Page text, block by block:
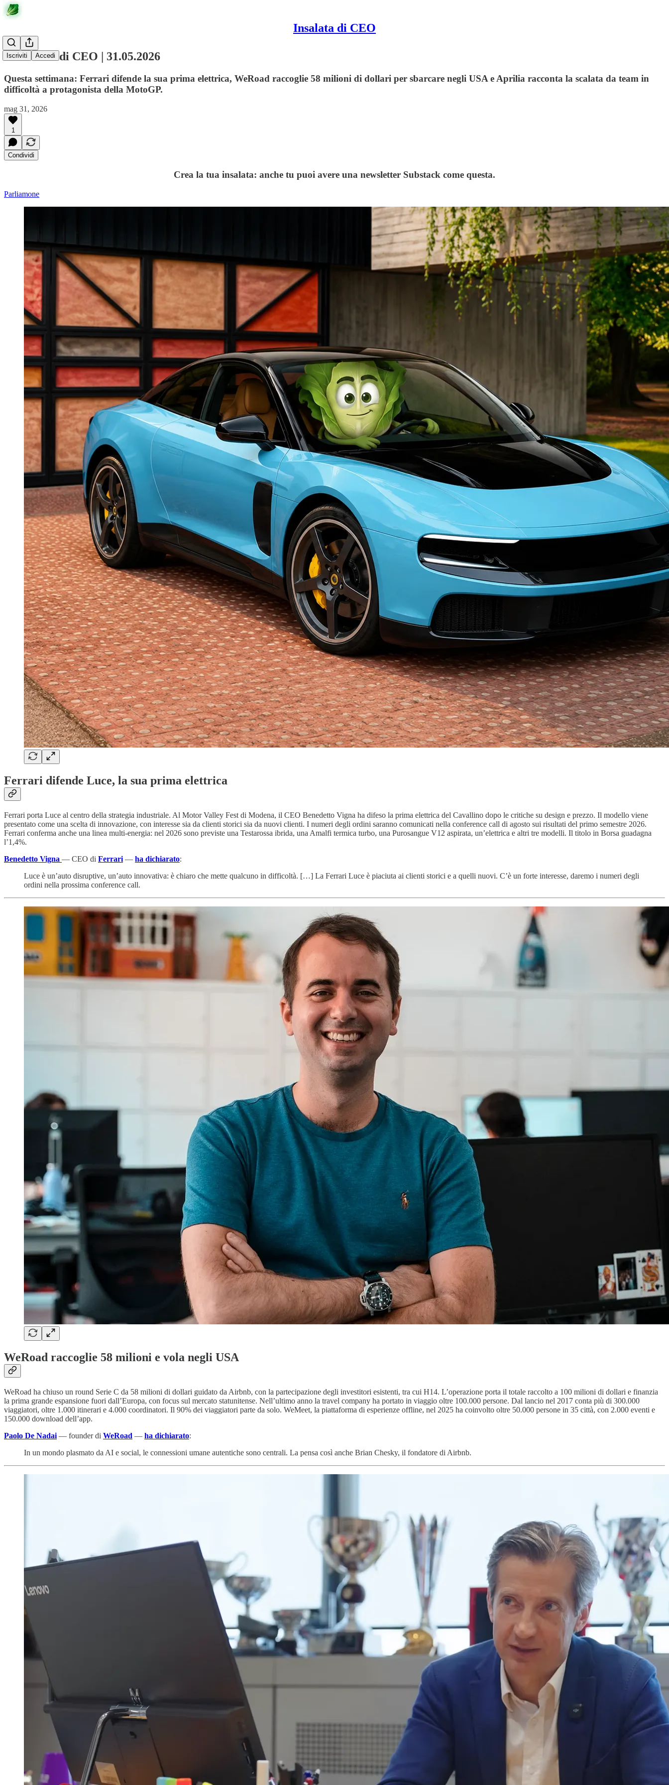
Insalata di CEO
Iscriviti Accedi
L'Insalata di CEO | 31.05.2026
Questa settimana: Ferrari difende la sua prima elettrica, WeRoad raccoglie 58 milioni di dollari per sbarcare negli USA e Aprilia racconta la scalata da team in
difficoltà a protagonista della MotoGP.
mag 31, 2026
1
Condividi
Crea la tua insalata: anche tu puoi avere una newsletter Substack come questa.
Parliamone
Ferrari difende Luce, la sua prima elettrica
Ferrari porta Luce al centro della strategia industriale. Al Motor Valley Fest di Modena, il CEO Benedetto Vigna ha difeso la prima elettrica del Cavallino dopo le critiche su design e prezzo. Il modello viene
presentato come una scelta di innovazione, con interesse sia da clienti storici sia da nuovi clienti. I numeri degli ordini saranno comunicati nella conference call di agosto sui risultati del primo semestre 2026.
Ferrari conferma anche una linea multi-energia: nel 2026 sono previste una Testarossa ibrida, una Amalfi termica turbo, una Purosangue V12 aspirata, un’elettrica e altri tre modelli. Il titolo in Borsa guadagna
l’1,4%.
Benedetto Vigna — CEO di Ferrari — ha dichiarato:
Luce è un’auto disruptive, un’auto innovativa: è chiaro che mette qualcuno in difficoltà. […] La Ferrari Luce è piaciuta ai clienti storici e a quelli nuovi. C’è un forte interesse, daremo i numeri degli
ordini nella prossima conference call.
WeRoad raccoglie 58 milioni e vola negli USA
WeRoad ha chiuso un round Serie C da 58 milioni di dollari guidato da Airbnb, con la partecipazione degli investitori esistenti, tra cui H14. L’operazione porta il totale raccolto a 100 milioni di dollari e finanzia
la prima grande espansione fuori dall’Europa, con focus sul mercato statunitense. Nell’ultimo anno la travel company ha portato in viaggio oltre 100.000 persone. Dal lancio nel 2017 conta più di 300.000
viaggiatori, oltre 1.000 itinerari e 4.000 coordinatori. Il 90% dei viaggiatori parte da solo. WeMeet, la piattaforma di esperienze offline, nel 2025 ha coinvolto oltre 50.000 persone in 35 città, con 2.000 eventi e
150.000 download dell’app.
Paolo De Nadai — founder di WeRoad — ha dichiarato:
In un mondo plasmato da AI e social, le connessioni umane autentiche sono centrali. La pensa così anche Brian Chesky, il fondatore di Airbnb.